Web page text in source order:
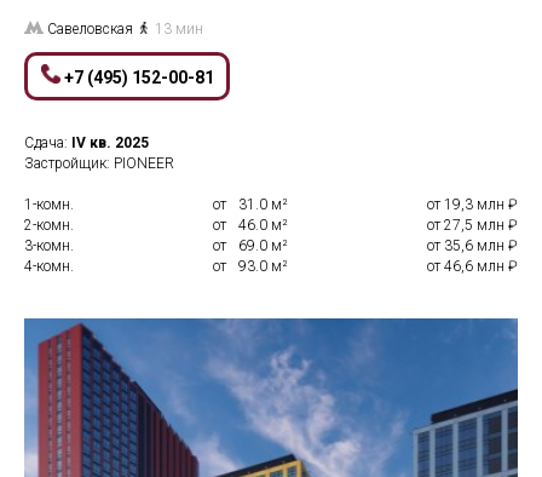
Савеловская 13 мин
+7 (495) 152-00-81
Сдача: IV кв. 2025
Застройщик: PIONEER
1-комн. от 31.0 м²
от 19,3 млн ₽
2-комн.
от 46.0 м²
от 27,5 млн ₽
3-комн.
от 69.0 м²
от 35,6 млн ₽
4-комн.
от 93.0 м² от 46,6 млн ₽